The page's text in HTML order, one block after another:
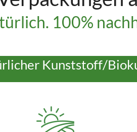
100%
Kunststoff/